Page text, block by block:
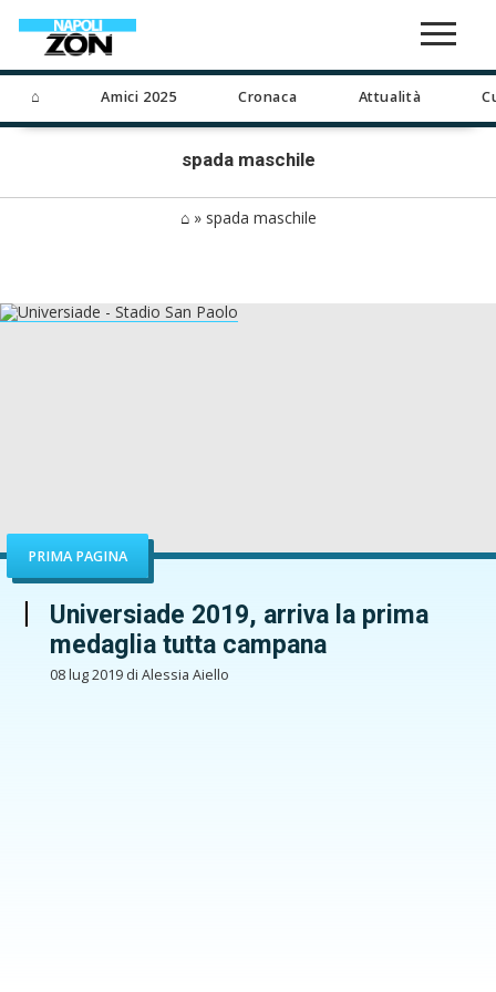
⌂ Amici 2025 Cronaca Attualità
spada maschile
⌂» spada maschile
PRIMA PAGINA
Universiade 2019, arriva la prima
medaglia tutta campana
08 lug 2019 di Alessia Aiello